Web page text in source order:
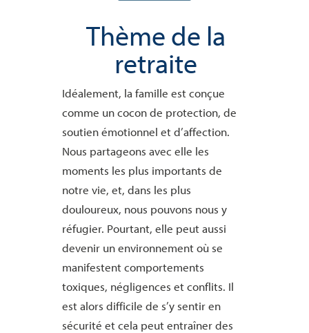
Thème de la
retraite
Idéalement, la famille est conçue
comme un cocon de protection, de
soutien émotionnel et d’affection.
Nous partageons avec elle les
moments les plus importants de
notre vie, et, dans les plus
douloureux, nous pouvons nous y
réfugier. Pourtant, elle peut aussi
devenir un environnement où se
manifestent comportements
toxiques, négligences et conflits. Il
est alors difficile de s’y sentir en
sécurité et cela peut entraîner des